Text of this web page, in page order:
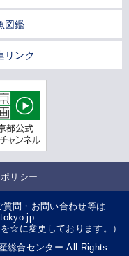
図鑑
リンク
リシー
問・お問い合わせ等は
☆に変更しております。）
総合センター All Rights